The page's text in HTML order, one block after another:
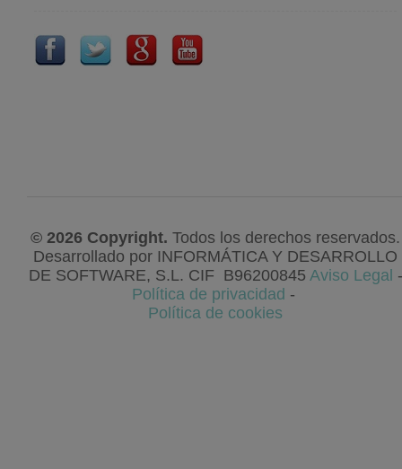
© 2026 Copyright. Todos los derechos reservados.
Desarrollado por INFORMÁTICA Y DESARROLLO
DE SOFTWARE, S.L. CIF B96200845 Aviso Legal -
Política de privacidad -
Política de cookies